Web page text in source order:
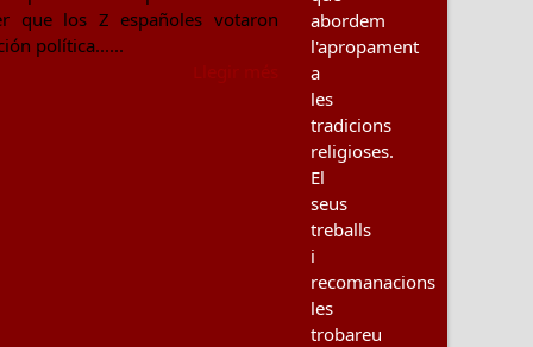
que los Z españoles votaron
política......
abordem
l'apropament
a
les
tradicions
religioses.
El
seus
treballs
i
recomanacions
les
trobareu